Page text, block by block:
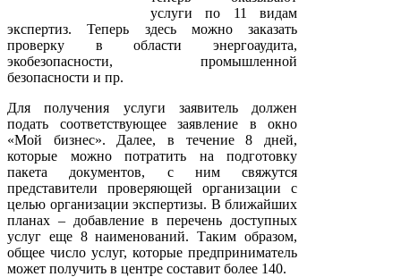
услуги по 11 видам
экспертиз. Теперь здесь можно заказать
проверку в области энергоаудита,
экобезопасности, промышленной
безопасности и пр.
Для получения услуги заявитель должен
подать соответствующее заявление в окно
«Мой бизнес». Далее, в течение 8 дней,
которые можно потратить на подготовку
пакета документов, с ним свяжутся
представители проверяющей организации с
целью организации экспертизы. В ближайших
планах – добавление в перечень доступных
услуг еще 8 наименований. Таким образом,
общее число услуг, которые предприниматель
может получить в центре составит более 140.